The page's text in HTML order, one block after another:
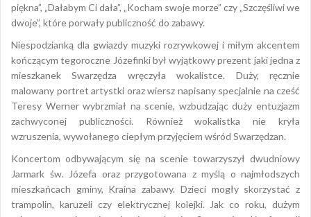
piękna”, „Dałabym Ci dała”, „Kocham swoje morze” czy „Szczęśliwi we
dwoje”, które porwały publiczność do zabawy.
Niespodzianką dla gwiazdy muzyki rozrywkowej i miłym akcentem
kończącym tegoroczne Józefinki był wyjątkowy prezent jaki jedna z
mieszkanek Swarzędza wręczyła wokalistce. Duży, ręcznie
malowany portret artystki oraz wiersz napisany specjalnie na cześć
Teresy Werner wybrzmiał na scenie, wzbudzając duży entuzjazm
zachwyconej publiczności. Również wokalistka nie kryła
wzruszenia, wywołanego ciepłym przyjęciem wśród Swarzędzan.
Koncertom odbywającym się na scenie towarzyszył dwudniowy
Jarmark św. Józefa oraz przygotowana z myślą o najmłodszych
mieszkańcach gminy, Kraina zabawy. Dzieci mogły skorzystać z
trampolin, karuzeli czy elektrycznej kolejki. Jak co roku, dużym